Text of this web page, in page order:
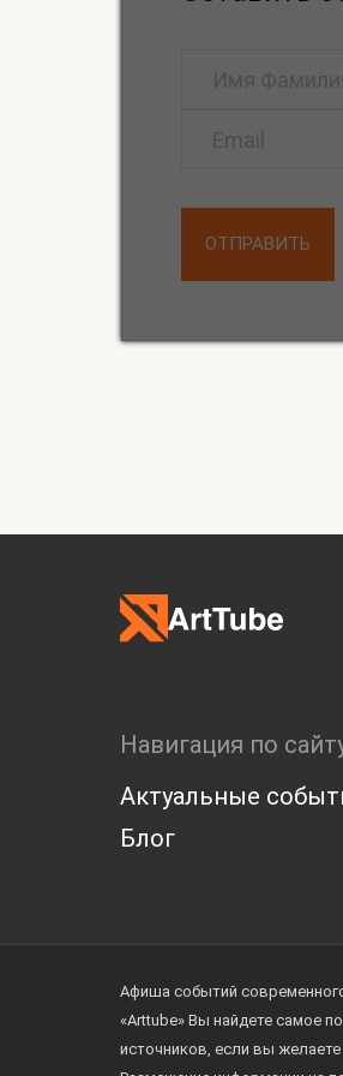
ОТПРАВИТЬ
Навигация по
Актуальные
Блог
Афиша событий
«Arttube» Вы найдете самое
источников, если вы